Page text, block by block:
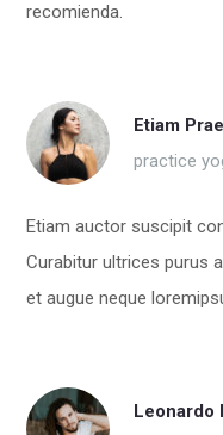
recomienda.
Etiam
practice
Etiam auctor suscipit
Curabitur ultrices purus
et augue neque
Leonardo